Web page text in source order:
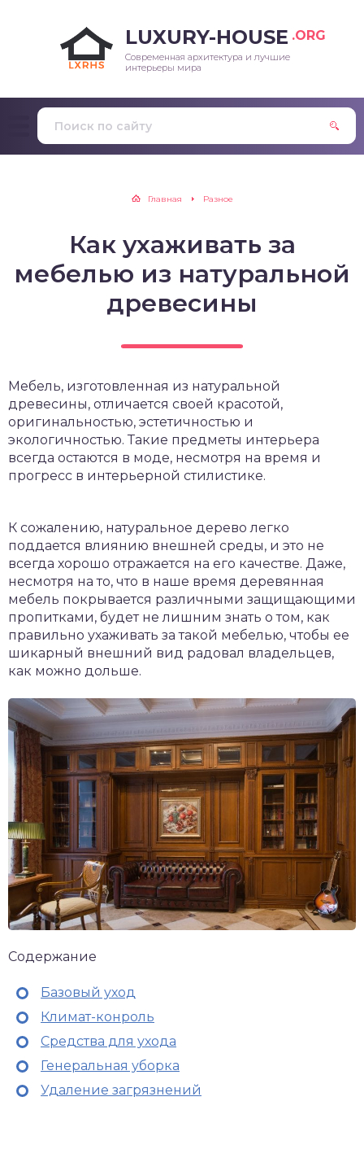
LUXURY-HOUSE .ORG
Современная архитектура и лучшие
интерьеры мира
Главная Разное
Как ухаживать за
мебелью из натуральной
древесины
Мебель, изготовленная из натуральной
древесины, отличается своей красотой,
оригинальностью, эстетичностью и
экологичностью. Такие предметы интерьера
всегда остаются в моде, несмотря на время и
прогресс в интерьерной стилистике.
К сожалению, натуральное дерево легко
поддается влиянию внешней среды, и это не
всегда хорошо отражается на его качестве. Даже,
несмотря на то, что в наше время деревянная
мебель покрывается различными защищающими
пропитками, будет не лишним знать о том, как
правильно ухаживать за такой мебелью, чтобы ее
шикарный внешний вид радовал владельцев,
как можно дольше.
Содержание
Базовый уход
Климат-конроль
Средства для ухода
Генеральная уборка
Удаление загрязнений